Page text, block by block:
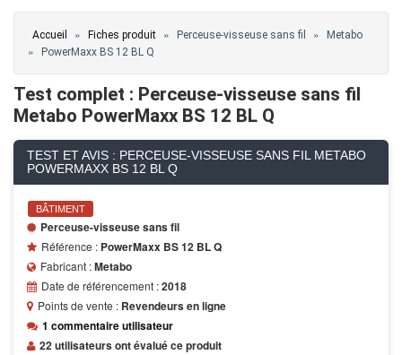
Vous êtes ici
Accueil » Fiches produit » Perceuse-visseuse sans fil » Metabo
» PowerMaxx BS 12 BL Q
Test complet : Perceuse-visseuse sans fil
Metabo PowerMaxx BS 12 BL Q
TEST ET AVIS : PERCEUSE-VISSEUSE SANS FIL METABO
POWERMAXX BS 12 BL Q
BÂTIMENT
Perceuse-visseuse sans fil
Référence : PowerMaxx BS 12 BL Q
Fabricant :Metabo
Date de référencement :2018
Points de vente : Revendeurs en ligne
1 commentaire utilisateur
22 utilisateurs ont évalué ce produit